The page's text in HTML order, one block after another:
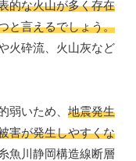
的な火山が多く存在
と言えるでしょう。
火砕流、火山灰など
弱いため、 地震発生
害が発生しやすくな
魚川静岡構造線断層